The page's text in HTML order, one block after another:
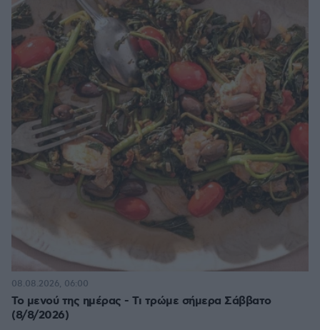
Το μενού της ημέρας - Τι τρώμε σήμερα Σάββατο
(8/8/2026)
08.08.2026, 06:00